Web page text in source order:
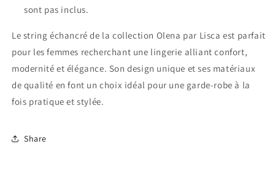
sont pas inclus.
Le string échancré de la collection Olena par Lisca est parfait
pour les femmes recherchant une lingerie alliant confort,
modernité et élégance. Son design unique et ses matériaux
de qualité en font un choix idéal pour une garde-robe à la
fois pratique et stylée.
Share